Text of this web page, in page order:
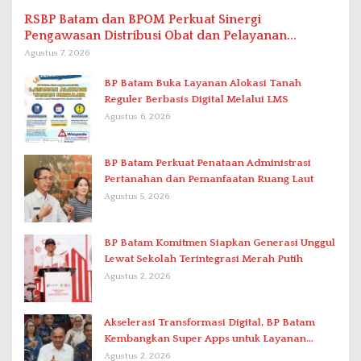
RSBP Batam dan BPOM Perkuat Sinergi
Pengawasan Distribusi Obat dan Pelayanan
Kefarmasian
Agustus 7, 2026
BP Batam Buka Layanan Alokasi Tanah
Reguler Berbasis Digital Melalui LMS
Agustus 6, 2026
BP Batam Perkuat Penataan Administrasi
Pertanahan dan Pemanfaatan Ruang Laut
Agustus 5, 2026
BP Batam Komitmen Siapkan Generasi Unggul
Lewat Sekolah Terintegrasi Merah Putih
Agustus 2, 2026
Akselerasi Transformasi Digital, BP Batam
Kembangkan Super Apps untuk Layanan
Terpadu
Agustus 2, 2026